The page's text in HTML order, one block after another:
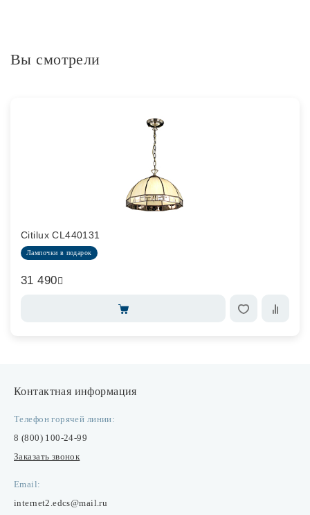
Вы смотрели
Citilux CL440131
Лампочки в подарок
31 490
Контактная информация
Телефон горячей линии:
8 (800) 100-24-99
Заказать звонок
Email:
internet2.edcs@mail.ru